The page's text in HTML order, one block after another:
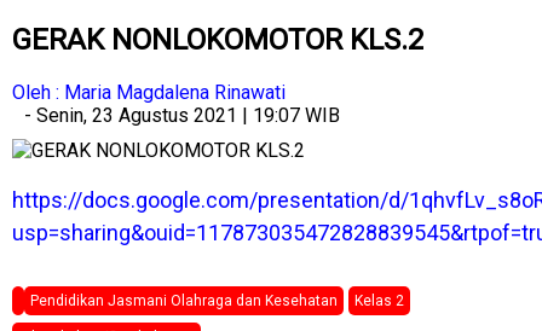
GERAK NONLOKOMOTOR KLS.2
Oleh : Maria Magdalena Rinawati
- Senin, 23 Agustus 2021 | 19:07 WIB
https://docs.google.com/presentation/d/
Pendidikan Jasmani Olahraga dan Kesehatan Kelas 2